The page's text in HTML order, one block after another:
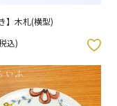
】木札(横型)
込)